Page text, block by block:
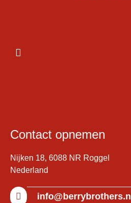
Contact opnemen
Nijken 18, 6088 NR Roggel
Nederland
info@berrybrothers.nl